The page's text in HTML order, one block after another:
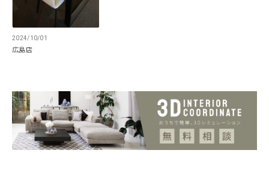
1台で2通りの天板サイズを叶える伸縮式天板。シー
ンに合わせてワイドに伸長できるので、スタイリン
グの幅が広がります。来客時にも柔軟に対応するこ
2024/10/01
広島店